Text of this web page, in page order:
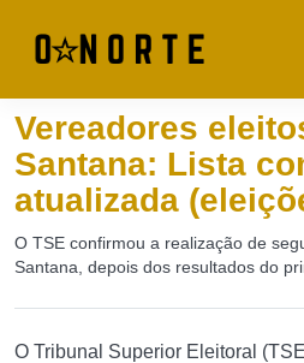
Vereadores
Santana: Lista
atualizada
O TSE confirmou a realização de
Santana, depois dos resultados do
O Tribunal Superior Eleitoral